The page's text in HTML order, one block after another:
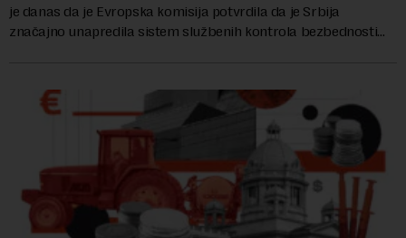
je danas da je Evropska komisija potvrdila da je Srbija
značajno unapredila sistem službenih kontrola bezbednosti